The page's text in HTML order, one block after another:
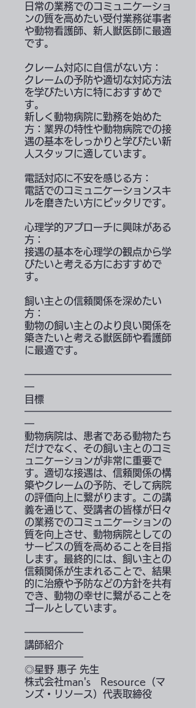
日常の業務でのコミュニケーショ
ンの質を高めたい受付業務従事者
や動物看護師、新人獣医師に最適
です。
クレーム対応に自信がない方：
クレームの予防や適切な対応方法
を学びたい方に特におすすめで
す。
新しく動物病院に勤務を始めた
方：業界の特性や動物病院での接
遇の基本をしっかりと学びたい新
人スタッフに適しています。
電話対応に不安を感じる方：
電話でのコミュニケーションスキ
ルを磨きたい方にピッタリです。
心理学的アプローチに興味がある
方：
接遇の基本を心理学の観点から学
びたいと考える方におすすめで
す。
飼い主との信頼関係を深めたい
方：
動物の飼い主とのより良い関係を
築きたいと考える獣医師や看護師
に最適です。
━━━━━━━━━━━━━━━
━
目標
━━━━━━━━━━━━━━━
━
動物病院は、患者である動物たち
だけでなく、その飼い主とのコミ
ュニケーションが非常に重要で
す。適切な接遇は、信頼関係の構
築やクレームの予防、そして病院
の評価向上に繋がります。この講
義を通じて、受講者の皆様が日々
の業務でのコミュニケーションの
質を向上させ、動物病院としての
サービスの質を高めることを目指
します。最終的には、飼い主との
信頼関係が生まれることで、結果
的に治療や予防などの方針を共有
でき、動物の幸せに繋がることを
ゴールとしています。
━━━━━━
講師紹介
━━━━━━
◎星野 惠子 先生
株式会社man's Resource（マ
ンズ・リソース）代表取締役